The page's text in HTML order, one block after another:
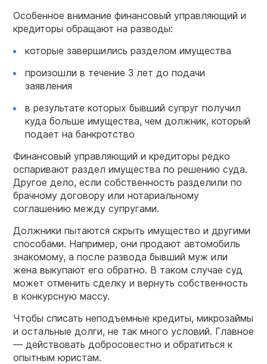
Особенное внимание финансовый управляющий и
кредиторы обращают на разводы:
которые завершились разделом имущества
произошли в течение 3 лет до подачи
заявления
в результате которых бывший супруг получил
куда больше имущества, чем должник, который
подает на банкротство
Финансовый управляющий и кредиторы редко
оспаривают раздел имущества по решению суда.
Другое дело, если собственность разделили по
брачному договору или нотариальному
соглашению между супругами.
Должники пытаются скрыть имущество и другими
способами. Например, они продают автомобиль
знакомому, а после развода бывший муж или
жена выкупают его обратно. В таком случае суд
может отменить сделку и вернуть собственность
в конкурсную массу.
Чтобы списать неподъемные кредиты, микрозаймы
и остальные долги, не так много условий. Главное
— действовать добросовестно и обратиться к
опытным юристам.